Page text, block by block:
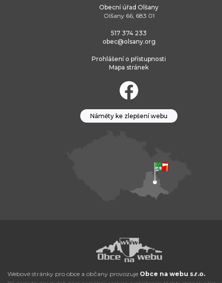
Obecní úřad Olšany
Olšany 66, 683 01
517 374 233
obec@olsany.org
Prohlášení o přístupnosti
Mapa stránek
Náměty ke zlepšení webu
Webové stránky pro obce a občany provozuje Obce na webu s.r.o.